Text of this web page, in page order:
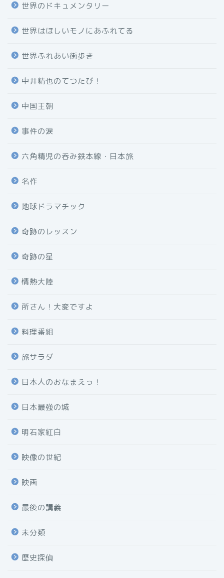
世界のドキュメンタリー
世界はほしいモノにあふれてる
世界ふれあい街歩き
中井精也のてつたび！
中国王朝
事件の涙
六角精児の呑み鉄本線・日本旅
名作
地球ドラマチック
奇跡のレッスン
奇跡の星
情熱大陸
所さん！大変ですよ
料理番組
旅サラダ
日本人のおなまえっ！
日本最強の城
明石家紅白
映像の世紀
映画
最後の講義
未分類
歴史探偵